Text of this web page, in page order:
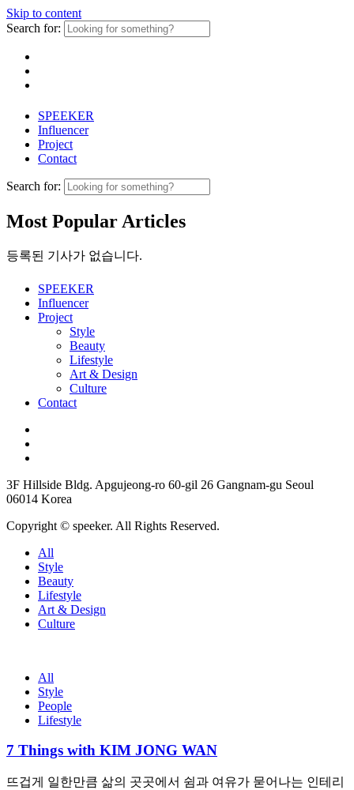
Skip to content
Search for:
SPEEKER
Influencer
Project
Contact
Search for:
Most Popular Articles
등록된 기사가 없습니다.
SPEEKER
Influencer
Project
Style
Beauty
Lifestyle
Art & Design
Culture
Contact
3F Hillside Bldg. Apgujeong-ro 60-gil 26 Gangnam-gu Seoul
06014 Korea
Copyright © speeker. All Rights Reserved.
All
Style
Beauty
Lifestyle
Art & Design
Culture
All
Style
People
Lifestyle
7 Things with KIM JONG WAN
뜨겁게 일한만큼 삶의 곳곳에서 쉼과 여유가 묻어나는 인테리